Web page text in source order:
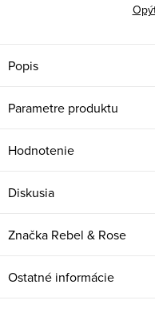
Popis
Parametre produktu
Hodnotenie
Diskusia
Značka Rebel & Rose
Ostatné informácie